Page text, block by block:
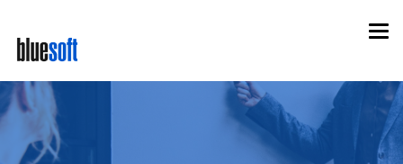
main
content